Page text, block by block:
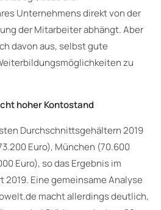
Unternehmens direkt von der
der Mitarbeiter abhängt. Aber
davon aus, selbst gute
zu
hoher Kontostand
Durchschnittsgehältern 2019
Euro), München (70.600
Euro), so das Ergebnis im
Eine gemeinsame Analyse
macht allerdings deutlich,